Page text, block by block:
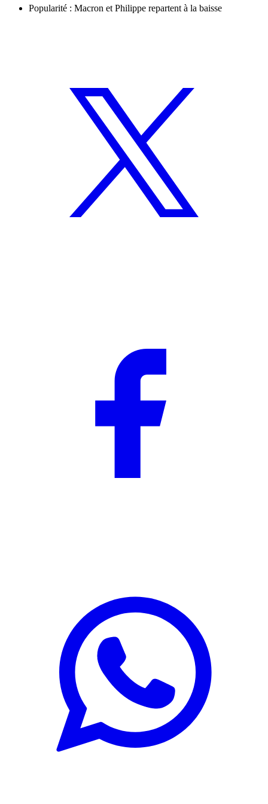
Popularité : Macron et Philippe repartent à la baisse